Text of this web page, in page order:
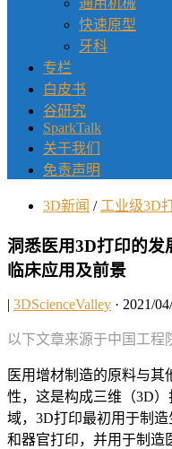
通用机械
快速原型
牙科
专栏
白皮书
谷研究
SparkTalk
关于我们
免责声明
3D新闻 / 工业级3D
洞悉医用3D打印的发
临床应用及前景
| 3DScienceValley · 2021/
以下文章来源于中国工程
医用增材制造的原料与其
性，这是构成三维（3D
域，3D打印最初用于制
和器官打印，并用于制造